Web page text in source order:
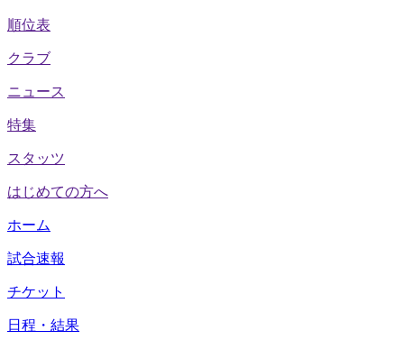
順位表
クラブ
ニュース
特集
スタッツ
はじめての方へ
ホーム
試合速報
チケット
日程・結果